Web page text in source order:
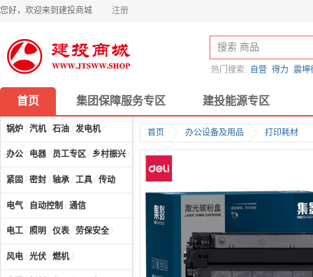
您好，欢迎来到建投商城 注册
热门搜索: 自营 得力 震坤
首页 集团保障服务专区 建投能源专区
锅炉 / 汽机/ 石油 / 发电机/
办公 / 电器 / 员工专区 / 乡村振兴 / 计算机及配件
紧固 / 密封 / 轴承 / 工具 / 传动
电气 / 自动控制 / 通信
电工 / 照明 / 仪表 / 劳保安全 /
风电 / 光伏 / 燃机/
首页 办公设备及用品 打印耗材